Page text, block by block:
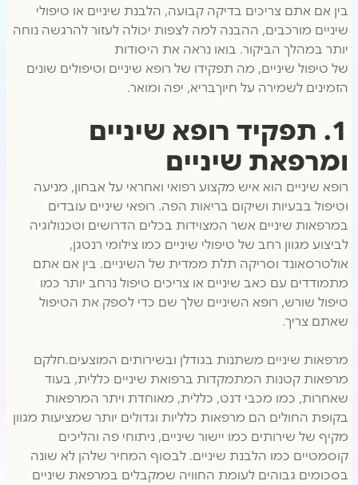
בין אם אתם צריכים בדיקה קבועה, הלבנת שיניים או טיפולי
שיניים מורכבים, ההבנה למה לצפות יכולה לעזור להרגשה נוחה
יותר במהלך הביקור. בואו נראה את היסודות
של טיפול שיניים, מה תפקידו של רופא שיניים וטיפולים שונים
הזמינים לשמירה על חיוךבריא, יפה ומואר.
1. תפקיד רופא שיניים
ומרפאת שיניים
רופא שיניים הוא איש מקצוע רפואי ואחראי על אבחון, מניעה
וטיפול בבעיות ושיקום בריאות הפה. רופאי שיניים עובדים
במרפאות שיניים אשר המצוידות בכלים הדרושים וטכנולוגיה
לביצוע מגוון רחב של טיפולי שיניים כמו צילומי רנטגן,
אולטרסאונד וסריקה תלת ממדית של השיניים. בין אם אתם
מתמודדים עם כאב שיניים או צריכים טיפול נרחב יותר כמו
טיפול שורש, רופא השיניים שלך שם כדי לספק את הטיפול
שאתם צריך.
מרפאות שיניים משתנות בגודלן ובשירותים המוצעים.חלקם
מרפאות קטנות המתמקדות ברפואת שיניים כללית, בעוד
שאחרות, כמו מכבי דנט, כללית, מאוחדת ויתר המרפאות
בקופת החולים הם מרפאות כלליות וגדולים יותר שמציעות מגוון
מקיף של שירותים כמו יישור שיניים, ניתוחי פה והליכים
קוסמטיים כמו הלבנת שיניים. לבסוף המחיר שלהן לא שונה
בסכומים גבוהים לעומת החוויה שמקבלים במרפאת שיניים